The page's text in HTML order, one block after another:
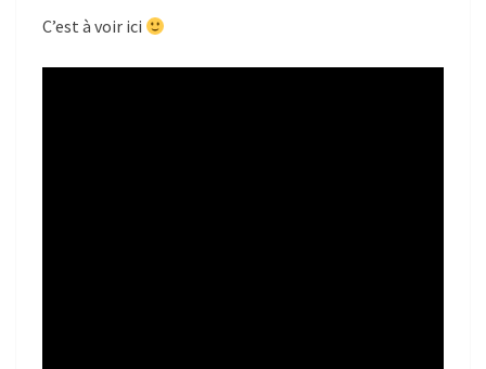
C’est à voir ici